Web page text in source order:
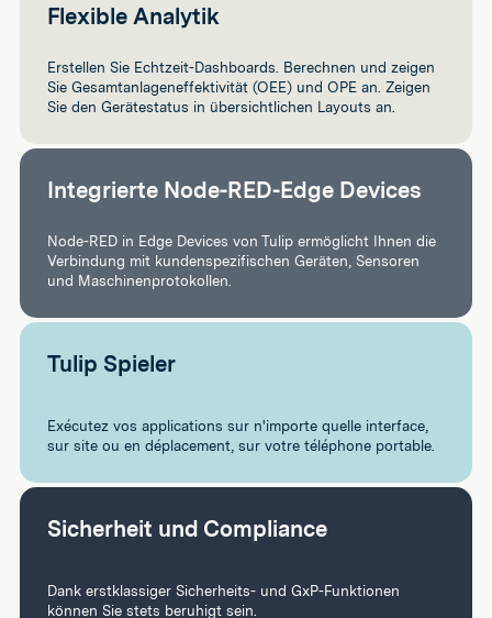
Flexible Analytik
Erstellen Sie Echtzeit-Dashboards. Berechnen und zeigen
Sie Gesamtanlageneffektivität (OEE) und OPE an. Zeigen
Sie den Gerätestatus in übersichtlichen Layouts an.
Integrierte Node-RED-Edge Devices
Node-RED in Edge Devices von Tulip ermöglicht Ihnen die
Verbindung mit kundenspezifischen Geräten, Sensoren
und Maschinenprotokollen.
Tulip Spieler
Exécutez vos applications sur n'importe quelle interface,
sur site ou en déplacement, sur votre téléphone portable.
Sicherheit und Compliance
Dank erstklassiger Sicherheits- und GxP-Funktionen
können Sie stets beruhigt sein.